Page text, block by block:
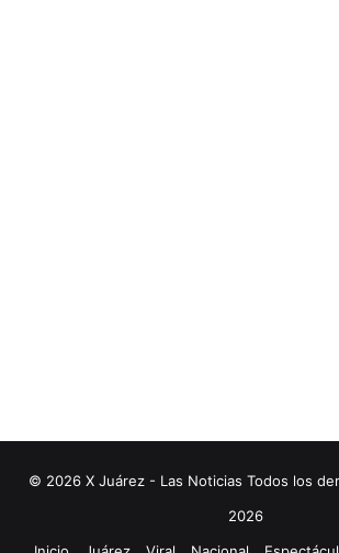
© 2026 X Juárez - Las Noticias Todos los
2026